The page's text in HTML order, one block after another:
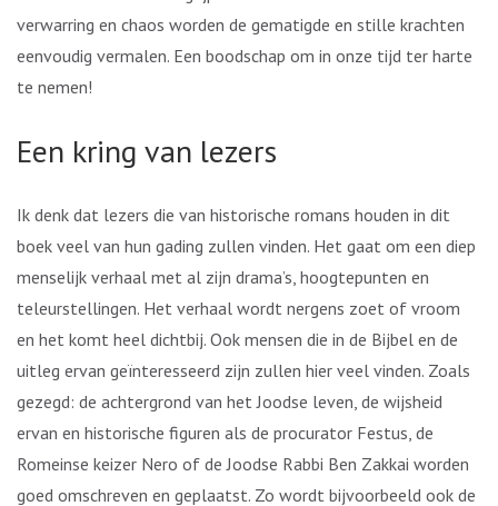
verwarring en chaos worden de gematigde en stille krachten
eenvoudig vermalen. Een boodschap om in onze tijd ter harte
te nemen!
Een kring van lezers
Ik denk dat lezers die van historische romans houden in dit
boek veel van hun gading zullen vinden. Het gaat om een diep
menselijk verhaal met al zijn drama’s, hoogtepunten en
teleurstellingen. Het verhaal wordt nergens zoet of vroom
en het komt heel dichtbij. Ook mensen die in de Bijbel en de
uitleg ervan geïnteresseerd zijn zullen hier veel vinden. Zoals
gezegd: de achtergrond van het Joodse leven, de wijsheid
ervan en historische figuren als de procurator Festus, de
Romeinse keizer Nero of de Joodse Rabbi Ben Zakkai worden
goed omschreven en geplaatst. Zo wordt bijvoorbeeld ook de